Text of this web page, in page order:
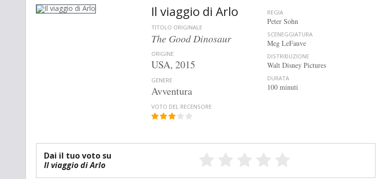
Il viaggio di Arlo
TITOLO ORIGINALE
The Good Dinosaur
ORIGINE
USA, 2015
GENERE
Avventura
VOTO DEL RECENSORE
REGIA
Peter Sohn
SCENEGGIATURA
Meg LeFauve
DISTRIBUZIONE
Walt Disney Pictures
DURATA
100 minuti
Dai il tuo voto su
Il viaggio di Arlo